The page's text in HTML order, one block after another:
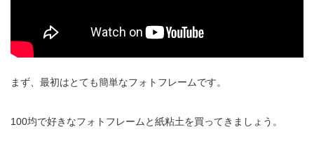
まず、最初はとても簡単なフォトフレームです。
100均で好きなフォトフレームと紙粘土を買ってきましょう。